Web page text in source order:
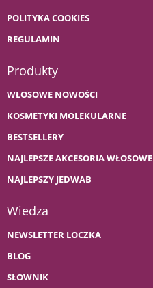
POLITYKA COOKIES
REGULAMIN
Produkty
WŁOSOWE NOWOŚCI
KOSMETYKI MOLEKULARNE
BESTSELLERY
NAJLEPSZE AKCESORIA WŁOSOWE
NAJLEPSZY JEDWAB
Wiedza
NEWSLETTER LOCZKA
BLOG
SŁOWNIK